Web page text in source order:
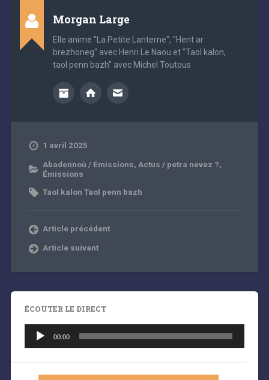
Morgan Large
Elle anime "La Petite Lanterne", "Hent ar
brezhoneg" avec Henri Le Naou et "Taol kalon,
taol penn bazh" avec Michel Toutous
1 avril 2025
Abadennoù / Émissions, Actus / petra nevez ?,
Émissions
Taol kalon Taol penn bazh
Article précédent
Article suivant
ÉCOUTER LE DIRECT
audio
00:00